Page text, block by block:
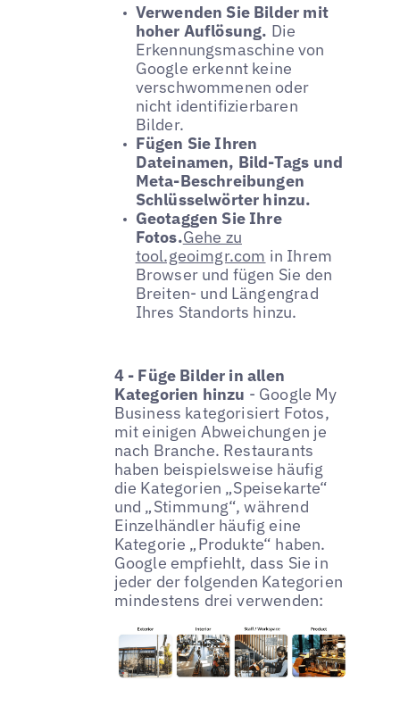
Verwenden Sie Bilder mit
hoher Auflösung. Die
Erkennungsmaschine von
Google erkennt keine
verschwommenen oder
nicht identifizierbaren
Bilder.
Fügen Sie Ihren
Dateinamen, Bild-Tags und
Meta-Beschreibungen
Schlüsselwörter hinzu.
Geotaggen Sie Ihre
Fotos.Gehe zu
tool.geoimgr.com in Ihrem
Browser und fügen Sie den
Breiten- und Längengrad
Ihres Standorts hinzu.
4 - Füge Bilder in allen
Kategorien hinzu - Google My
Business kategorisiert Fotos,
mit einigen Abweichungen je
nach Branche. Restaurants
haben beispielsweise häufig
die Kategorien „Speisekarte“
und „Stimmung“, während
Einzelhändler häufig eine
Kategorie „Produkte“ haben.
Google empfiehlt, dass Sie in
jeder der folgenden Kategorien
mindestens drei verwenden: